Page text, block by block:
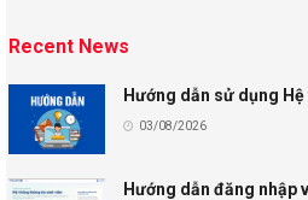
Recent News
Hướng dẫn sử dụng
03/08/2026
Hướng dẫn đăng nhập